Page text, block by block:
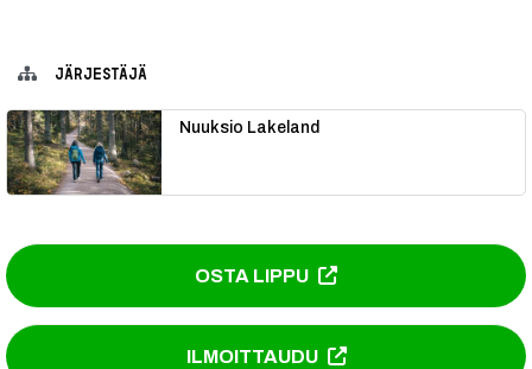
JÄRJESTÄJÄ
Nuuksio Lakeland
OSTA LIPPU
ILMOITTAUDU